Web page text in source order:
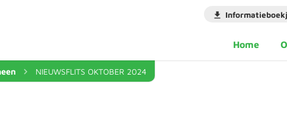
Home
NIEUWSFLITS OKTOBER 2024